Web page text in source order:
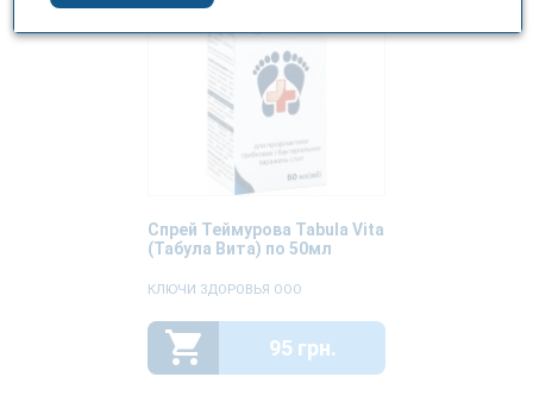
Спрей Теймурова Tabula Vita
(Табула Вита) по 50мл
КЛЮЧИ ЗДОРОВЬЯ ООО
95 грн.